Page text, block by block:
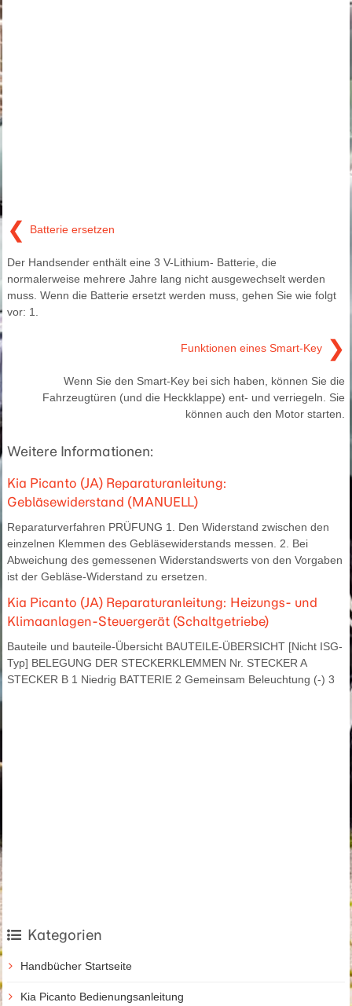
❮ Batterie ersetzen
Der Handsender enthält eine 3 V-Lithium- Batterie, die
normalerweise mehrere Jahre lang nicht ausgewechselt werden
muss. Wenn die Batterie ersetzt werden muss, gehen Sie wie folgt
vor: 1.
Funktionen eines Smart-Key ❯
Wenn Sie den Smart-Key bei sich haben, können Sie die
Fahrzeugtüren (und die Heckklappe) ent- und verriegeln. Sie
können auch den Motor starten.
Weitere Informationen:
Kia Picanto (JA) Reparaturanleitung:
Gebläsewiderstand (MANUELL)
Reparaturverfahren PRÜFUNG 1. Den Widerstand zwischen den
einzelnen Klemmen des Gebläsewiderstands messen. 2. Bei
Abweichung des gemessenen Widerstandswerts von den Vorgaben
ist der Gebläse-Widerstand zu ersetzen.
Kia Picanto (JA) Reparaturanleitung: Heizungs- und
Klimaanlagen-Steuergerät (Schaltgetriebe)
Bauteile und bauteile-Übersicht BAUTEILE-ÜBERSICHT [Nicht ISG-
Typ] BELEGUNG DER STECKERKLEMMEN Nr. STECKER A
STECKER B 1 Niedrig BATTERIE 2 Gemeinsam Beleuchtung (-) 3
Kategorien
Handbücher Startseite
Kia Picanto Bedienungsanleitung